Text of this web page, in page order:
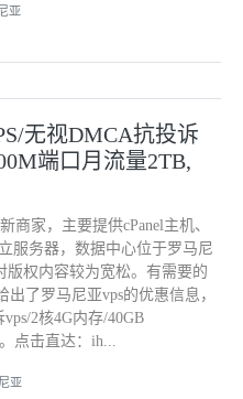
亚
无视DMCA抗投诉
端口月流量2TB,
商家，主要提供cPanel主机、
服务器，数据中心位于罗马尼
版权内容较为宽松。有需要的
了罗马尼亚vps的优惠信息，
2核4G内存/40GB
点击直达：ih...
亚